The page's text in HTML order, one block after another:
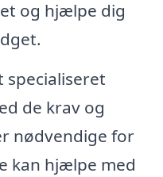
og hjælpe dig
specialiseret
de krav og
nødvendige for
kan hjælpe med